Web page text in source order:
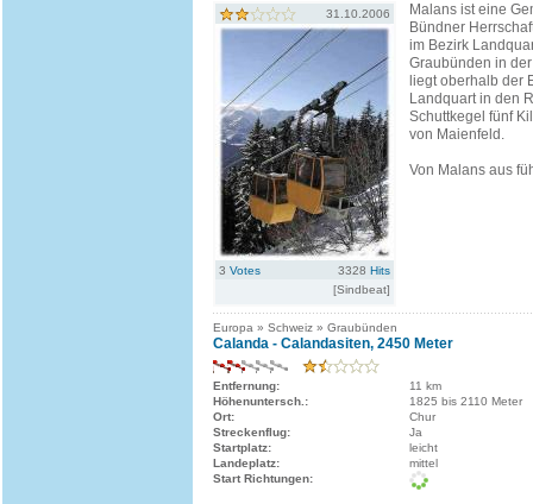
31.10.2006
3 Votes 3328 Hits
[Sindbeat]
Malans ist eine
Bündner
im Bezirk
Graubünden in
liegt oberhalb der
Landquart in den
Schuttkegel fünf
von Maienfeld.
Von Malans aus
Europa » Schweiz » Graubünden
Calanda - Calandasiten, 2450 Meter
Entfernung:
11 km
Höhenuntersch.:
1825 bis 2110 Meter
Ort:
Chur
Streckenflug:
Ja
Startplatz:
leicht
Landeplatz:
mittel
Start Richtungen: